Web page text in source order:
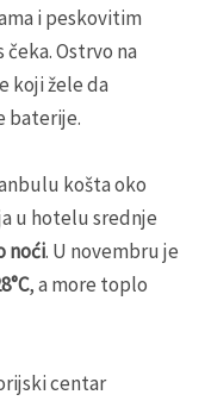
i peskovitim
Ostrvo na
koji žele da
baterije.
košta oko
u hotelu srednje
noći. U novembru je
, a more toplo
centar